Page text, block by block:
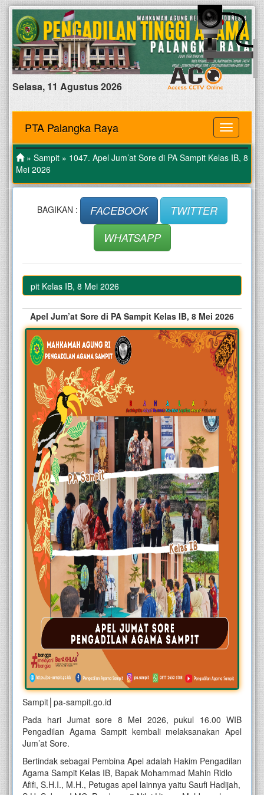
Selasa, 11 Agustus 2026
MENU
PTA Palangka Raya
» Sampit » 1047. Apel Jum’at Sore di PA Sampit Kelas IB, 8
Mei 2026
BAGIKAN : FACEBOOK
TWITTER
WHATSAPP
Sampit Kelas IB, 8 Mei 2026
Apel Jum’at Sore di PA Sampit Kelas IB, 8 Mei 2026
Sampit│pa-sampit.go.id
Pada hari Jumat sore 8 Mei 2026, pukul 16.00 WIB
Pengadilan Agama Sampit kembali melaksanakan Apel
Jum’at Sore.
Bertindak sebagai Pembina Apel adalah Hakim Pengadilan
Agama Sampit Kelas IB, Bapak Mohammad Mahin Ridlo
Afifi, S.H.I., M.H., Petugas apel lainnya yaitu Saufi Hadijah,